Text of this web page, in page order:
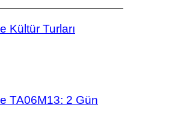
Kültür Turları
TA06M13: 2 Gün